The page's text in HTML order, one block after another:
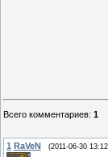
Всего комментариев: 1
1 RaVeN (2011-06-30